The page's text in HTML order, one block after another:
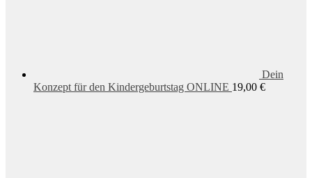
Dein
Konzept für den Kindergeburtstag ONLINE 19,00 €